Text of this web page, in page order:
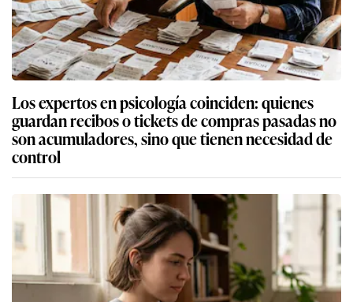
Los expertos en psicología coinciden: quienes
guardan recibos o tickets de compras pasadas no
son acumuladores, sino que tienen necesidad de
control